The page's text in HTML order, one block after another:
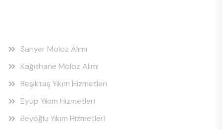
Sarıyer Moloz Alımı
Kağıthane Moloz Alımı
Beşiktaş Yıkım Hizmetleri
Eyüp Yıkım Hizmetleri
Beyoğlu Yıkım Hizmetleri